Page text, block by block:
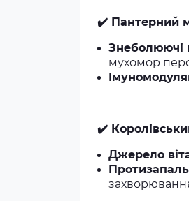
✔️ Пантерний
Знеболюючі
мухомор
✔️
Джерело